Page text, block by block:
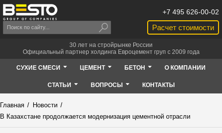
Расчет стоимости
+7 495 626-00-02
30 лет на стройрынке России
Официальный партнер холдинга Евроцемент груп с 2009 года
СУХИЕ СМЕСИ ЦЕМЕНТ БЕТОН О КОМПАНИИ
СТАТЬИ ВОПРОСЫ КОНТАКТЫ
Главная / Новости /
В Казахстане продолжается модернизация цементной отрасли